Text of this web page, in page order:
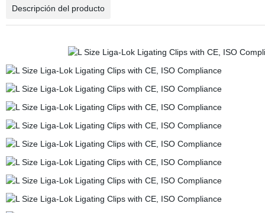
Descripción del producto